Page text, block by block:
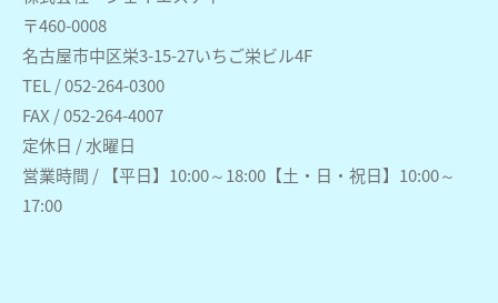
〒460-0008
名古屋市中区栄3-15-27いちご栄ビル4F
TEL / 052-264-0300
FAX / 052-264-4007
定休日 / 水曜日
営業時間 / 【平日】10:00～18:00【土・日・祝日】10:00～
17:00